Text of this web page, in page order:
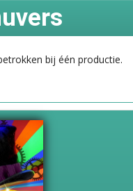
Statistieken
bij één productie.